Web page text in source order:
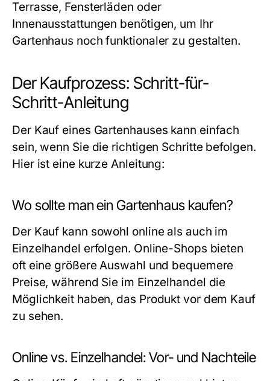
Terrasse, Fensterläden oder
Innenausstattungen benötigen, um Ihr
Gartenhaus noch funktionaler zu gestalten.
Der Kaufprozess: Schritt-für-
Schritt-Anleitung
Der Kauf eines Gartenhauses kann einfach
sein, wenn Sie die richtigen Schritte befolgen.
Hier ist eine kurze Anleitung:
Wo sollte man ein Gartenhaus kaufen?
Der Kauf kann sowohl online als auch im
Einzelhandel erfolgen. Online-Shops bieten
oft eine größere Auswahl und bequemere
Preise, während Sie im Einzelhandel die
Möglichkeit haben, das Produkt vor dem Kauf
zu sehen.
Online vs. Einzelhandel: Vor- und Nachteile